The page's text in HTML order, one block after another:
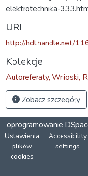
elektrotechnika-
URI
http://hdl.handle.net/
Kolekcje
Autoreferaty, Wnioski,
Zobacz szczegóły
oprogramowanie
Ustawienia
plików
cookies
Accessibility
settings